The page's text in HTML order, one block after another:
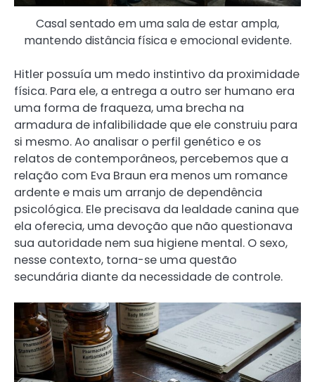
Casal sentado em uma sala de estar ampla,
mantendo distância física e emocional evidente.
Hitler possuía um medo instintivo da proximidade
física. Para ele, a entrega a outro ser humano era
uma forma de fraqueza, uma brecha na
armadura de infalibilidade que ele construiu para
si mesmo. Ao analisar o perfil genético e os
relatos de contemporâneos, percebemos que a
relação com Eva Braun era menos um romance
ardente e mais um arranjo de dependência
psicológica. Ele precisava da lealdade canina que
ela oferecia, uma devoção que não questionava
sua autoridade nem sua higiene mental. O sexo,
nesse contexto, torna-se uma questão
secundária diante da necessidade de controle.